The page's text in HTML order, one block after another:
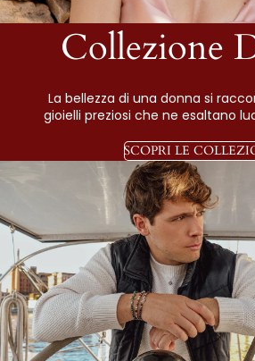
Collezione
La bellezza di una donna si
gioielli preziosi che ne esaltano
SCOPRI LE